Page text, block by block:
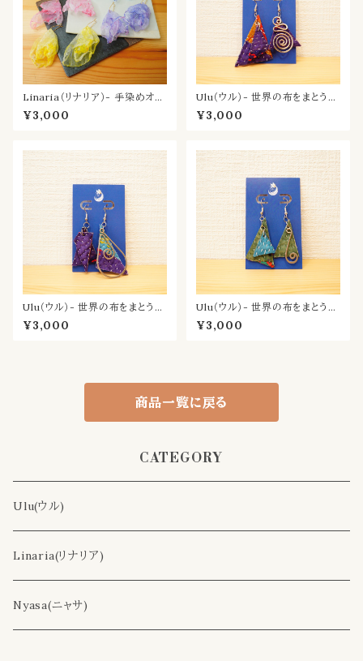
Linaria（リナリア）- 手染めオー
ガンジーの耳飾り
¥3,000
Ulu（ウル）- 世界の布をまとう耳
飾り／むらさき
¥3,000
Ulu（ウル）- 世界の布をまとう耳
飾り／あめ
¥3,000
Ulu（ウル）- 世界の布をまとう耳
飾り／みどり
¥3,000
商品一覧に戻る
CATEGORY
Ulu(ウル)
Linaria(リナリア)
Nyasa(ニャサ)